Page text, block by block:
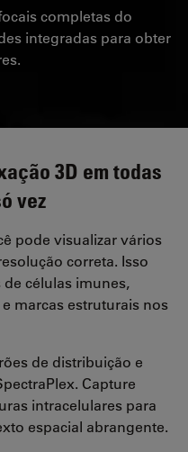
completas do
integradas para obter
3D em todas
vez
pode visualizar vários
correta. Isso
células imunes,
marcas estruturais nos
de distribuição e
Capture
intracelulares para
espacial abrangente.